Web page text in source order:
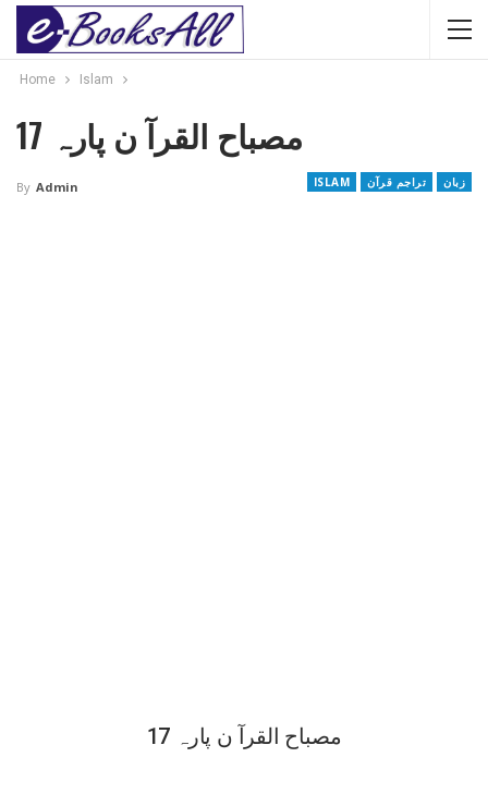
Home Islam
مصباح القرآ ن پارہ 17
ISLAM تراجم قرآن زبان By Admin
مصباح القرآ ن پارہ 17